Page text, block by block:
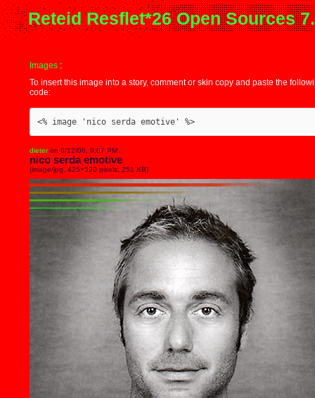
Reteid Resflet*26 Open Sources
Images :
To insert this image into a story, comment or skin copy and paste the
code:
<% image 'nico serda emotive' %>
dieteron 9/12/06, 9:07 PM
nico serda emotive
(image/jpg, 425×520 pixels, 251 KB)